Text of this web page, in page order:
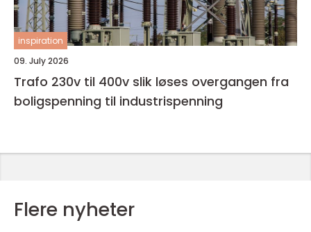
inspiration
09. July 2026
Trafo 230v til 400v slik løses overgangen fra
boligspenning til industrispenning
Flere nyheter